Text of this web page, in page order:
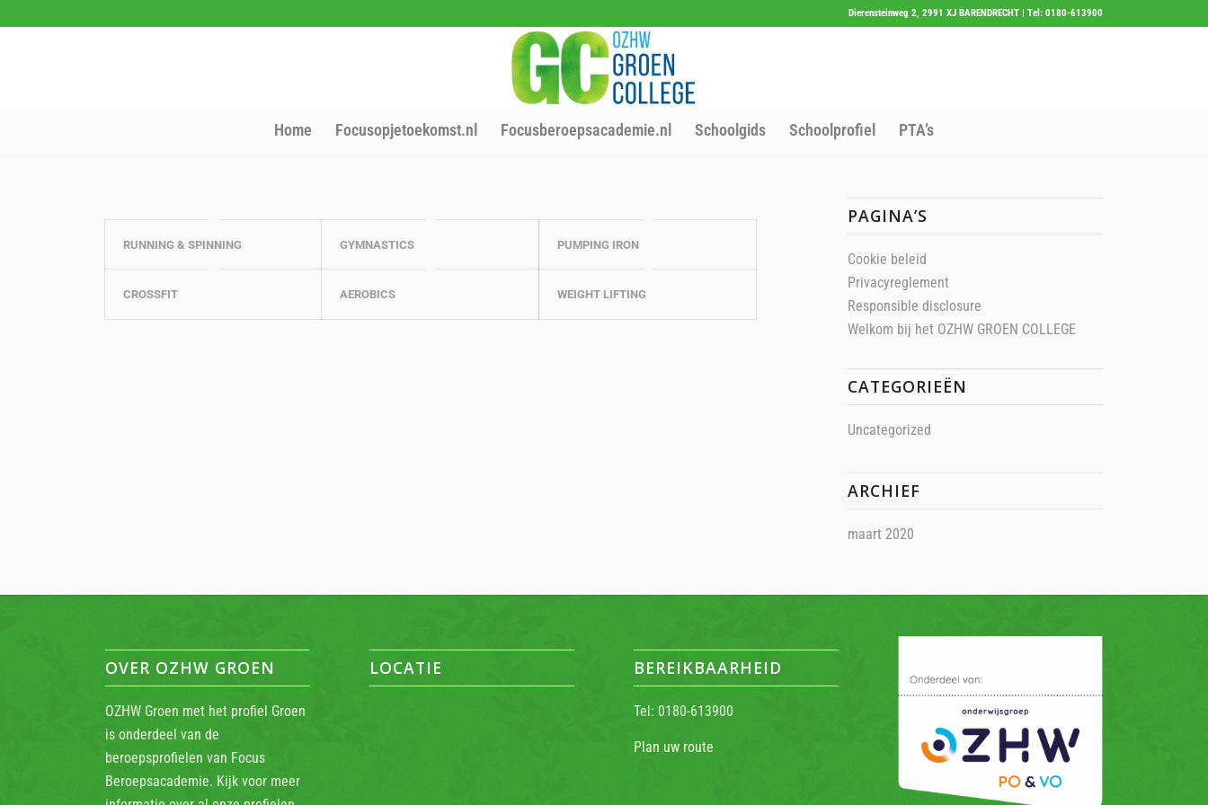
Dierensteinweg 2, 2991 XJ BARENDRECHT | Tel: 0180-613900
Home Focusopjetoekomst.nl Focusberoepsacademie.nl Schoolgids Schoolprofiel PTA’s
RUNNING & SPINNING GYMNASTICS PUMPING IRON
CROSSFIT AEROBICS WEIGHT LIFTING
PAGINA’S
Cookie beleid
Privacyreglement
Responsible disclosure
Welkom bij het OZHW GROEN COLLEGE
CATEGORIEËN
Uncategorized
ARCHIEF
maart 2020
OVER OZHW GROEN
OZHW Groen met het profiel Groen
is onderdeel van de
beroepsprofielen van Focus
Beroepsacademie. Kijk voor meer
LOCATIE BEREIKBAARHEID
Tel: 0180-613900
Plan uw route